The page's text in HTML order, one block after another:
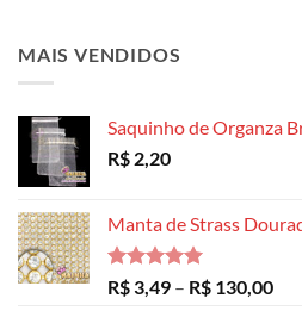
MAIS VENDIDOS
Saquinho de Organza
R$ 2,20
Manta de Strass
Avaliação
5.00
de 5
R$ 3,49 – R$ 130,00